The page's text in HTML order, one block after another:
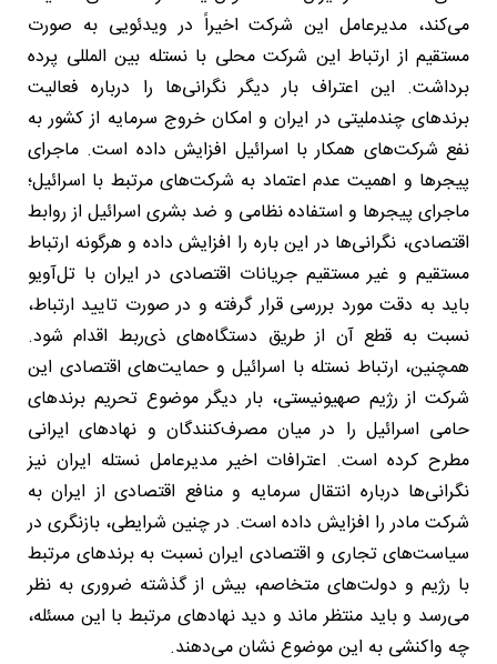
می‌کند، مدیرعامل این شرکت اخیراً در ویدئویی به صورت
مستقیم از ارتباط این شرکت محلی با نستله بین المللی پرده
برداشت. این اعتراف بار دیگر نگرانی‌ها را درباره فعالیت
برندهای چندملیتی در ایران و امکان خروج سرمایه از کشور به
نفع شرکت‌های همکار با اسرائیل افزایش داده است. ماجرای
پیجرها و اهمیت عدم اعتماد به شرکت‌های مرتبط با اسرائیل؛
ماجرای پیجرها و استفاده نظامی و ضد بشری اسرائیل از روابط
اقتصادی، نگرانی‌ها در این باره را افزایش داده و هرگونه ارتباط
مستقیم و غیر مستقیم جریانات اقتصادی در ایران با تل‌آویو
باید به دقت مورد بررسی قرار گرفته و در صورت تایید ارتباط،
نسبت به قطع آن از طریق دستگاه‌های ذی‌ربط اقدام شود.
همچنین، ارتباط نستله با اسرائیل و حمایت‌های اقتصادی این
شرکت از رژیم صهیونیستی، بار دیگر موضوع تحریم برندهای
حامی اسرائیل را در میان مصرف‌کنندگان و نهادهای ایرانی
مطرح کرده است. اعترافات اخیر مدیرعامل نستله ایران نیز
نگرانی‌ها درباره انتقال سرمایه و منافع اقتصادی از ایران به
شرکت مادر را افزایش داده است. در چنین شرایطی، بازنگری در
سیاست‌های تجاری و اقتصادی ایران نسبت به برندهای مرتبط
با رژیم و دولت‌های متخاصم، بیش از گذشته ضروری به نظر
می‌رسد و باید منتظر ماند و دید نهادهای مرتبط با این مسئله،
چه واکنشی به این موضوع نشان می‌دهند.